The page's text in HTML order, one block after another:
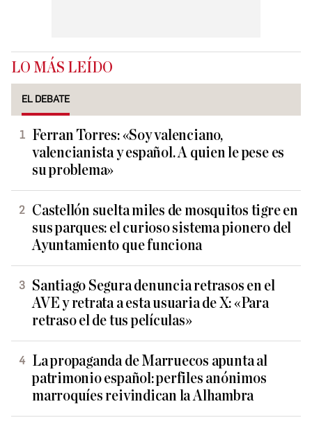
LO MÁS LEÍDO
EL DEBATE
Ferran Torres: «Soy valenciano,
valencianista y español. A quien le pese es
su problema»
Castellón suelta miles de mosquitos tigre en
sus parques: el curioso sistema pionero del
Ayuntamiento que funciona
Santiago Segura denuncia retrasos en el
AVE y retrata a esta usuaria de X: «Para
retraso el de tus películas»
La propaganda de Marruecos apunta al
patrimonio español: perfiles anónimos
marroquíes reivindican la Alhambra